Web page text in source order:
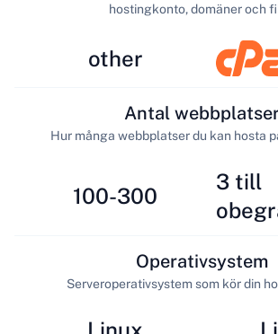
other
hostingkonto, domäner och
100-300
Antal
Hur många webbplatser du kan hosta
3 till
Operativsystem
Serveroperativsystem som kör din